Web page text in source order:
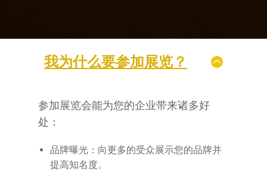
我为什么要参加展览？
参加展览会能为您的企业带来诸多好
处：
品牌曝光：向更多的受众展示您的品牌并
提高知名度。